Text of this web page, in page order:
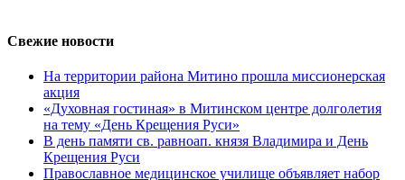
Свежие новости
На территории района Митино прошла миссионерская
акция
«Духовная гостиная» в Митинском центре долголетия
на тему «День Крещения Руси»
В день памяти св. равноап. князя Владимира и День
Крещения Руси
Православное медицинское училище объявляет набор